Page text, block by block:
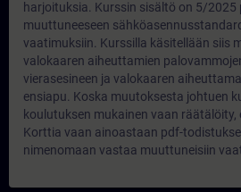
harjoituksia. Kurssin sisältö on 5/
muuttuneeseen
vaatimuksiin. Kurssilla käsitellään siis
valokaaren aiheuttamien
vierasesineen ja valokaaren
ensiapu. Koska muutoksesta johtuen
koulutuksen mukainen vaan räätälöity,
Korttia vaan ainoastaan pdf-
nimenomaan vastaa muuttuneisiin